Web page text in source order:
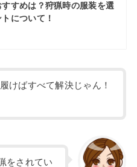
すめは？狩猟時の服装を選
について！
けばすべて解決じゃん！
をされてい